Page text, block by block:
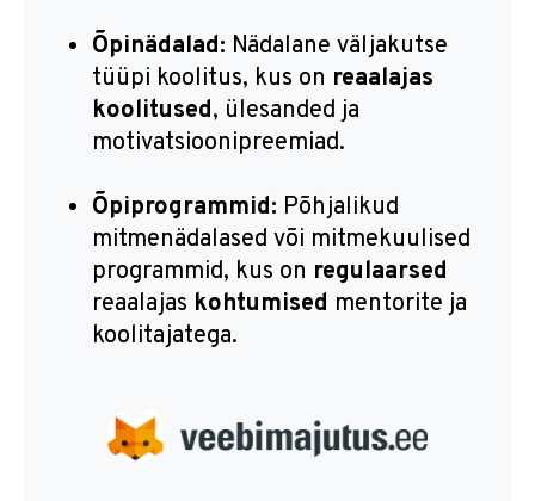
Õpinädalad: Nädalane väljakutse
tüüpi koolitus, kus on reaalajas
koolitused, ülesanded ja
motivatsioonipreemiad.
Õpiprogrammid: Põhjalikud
mitmenädalased või mitmekuulised
programmid, kus on regulaarsed
reaalajas kohtumised mentorite ja
koolitajatega.